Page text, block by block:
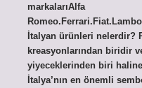
markalarıAlfa
İtalyan ürünleri nelerdir?
kreasyonlarından biridir
yiyeceklerinden biri
İtalya’nın en önemli